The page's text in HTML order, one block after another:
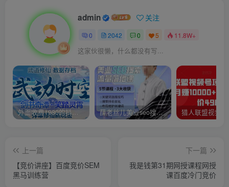
admin 关注
0 2042 0 5 11.8W+
这家伙很懒，什么都没有写...
外面收费1980的抖音武动时空直播项目，无需真人出镜，实时互动直播【软件+详细教程】 薛老丝儿美业seo搜索流量落地课，一周暴涨20w粉丝，全干货讲解
上一篇
【竞价讲座】百度竞价SEM
黑马训练营
下一篇
我是钱第31期网授课程网授
课百度冷门竞价